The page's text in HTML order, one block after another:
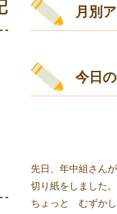
月別
今日
先日、年中組さん
切り紙をしました。
ちょっと むずかし